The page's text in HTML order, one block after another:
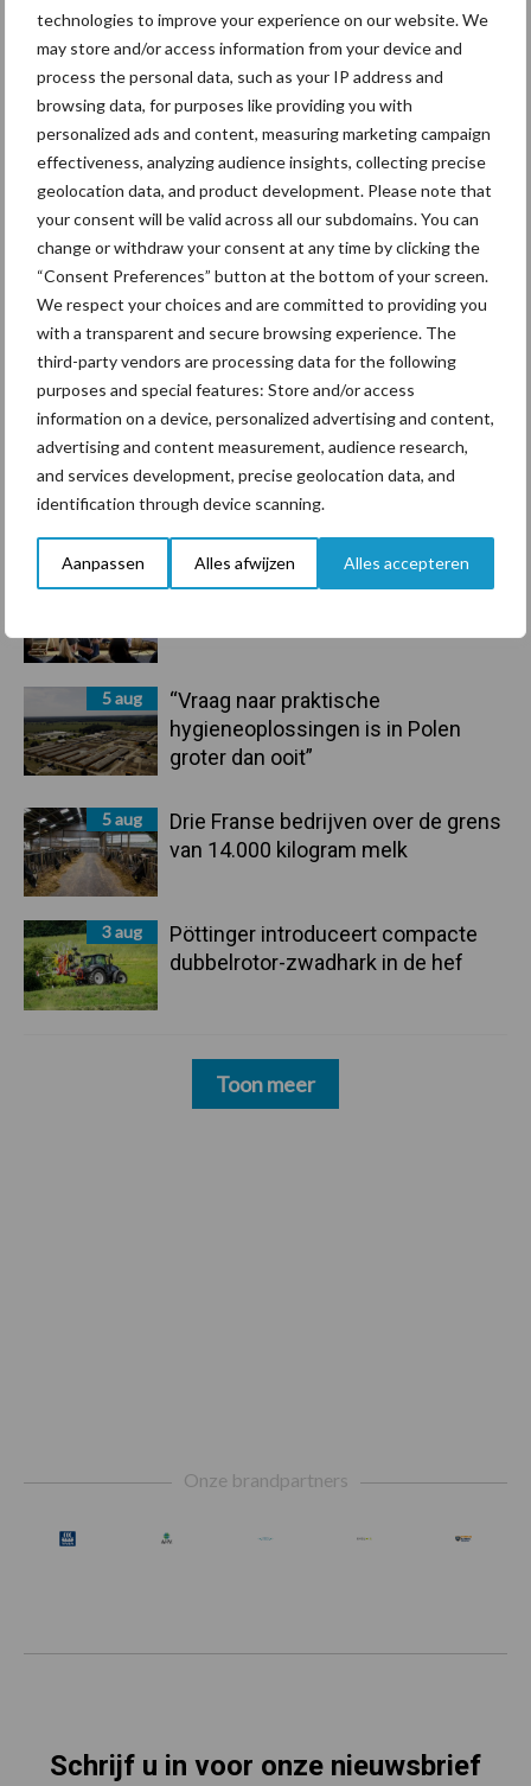
technologies to improve your experience on our website. We
may store and/or access information from your device and
process the personal data, such as your IP address and
browsing data, for purposes like providing you with
personalized ads and content, measuring marketing campaign
effectiveness, analyzing audience insights, collecting precise
geolocation data, and product development. Please note that
your consent will be valid across all our subdomains. You can
change or withdraw your consent at any time by clicking the
“Consent Preferences” button at the bottom of your screen.
We respect your choices and are committed to providing you
with a transparent and secure browsing experience. The
third-party vendors are processing data for the following
purposes and special features: Store and/or access
information on a device, personalized advertising and content,
advertising and content measurement, audience research,
and services development, precise geolocation data, and
identification through device scanning.
Aanpassen Alles afwijzen Alles accepteren
Primaire
Sidebar
Recent nieuws Partner nieuws
ForFarmers ziet volume en
marktaandeel groeien in krimpende
6 aug
Tien praktische tips voor een
5 aug
“Vraag naar praktische
hygieneoplossingen is in Polen
groter dan ooit”
5 aug
Drie Franse bedrijven over de grens
van 14.000 kilogram melk
3 aug
Pöttinger introduceert compacte
dubbelrotor-zwadhark in de hef
Toon meer
Bedrijfsnieuws
Ligbox &
Voerhekken
Toon meer
Onze brandpartners
Schrijf u in voor onze nieuwsbrief